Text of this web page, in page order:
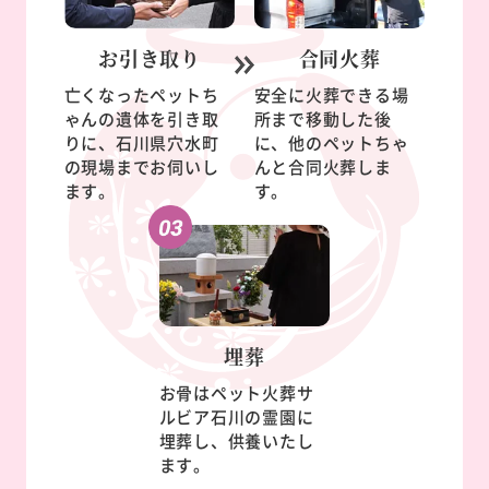
お引き取り
亡くなったペットち
ゃんの遺体を引き取
りに、石川県穴水町
の現場までお伺いし
ます。
合同火葬
安全に火葬できる場
所まで移動した後
に、他のペットちゃ
んと合同火葬しま
す。
埋葬
お骨はペット火葬サ
ルビア石川の霊園に
埋葬し、供養いたし
ます。